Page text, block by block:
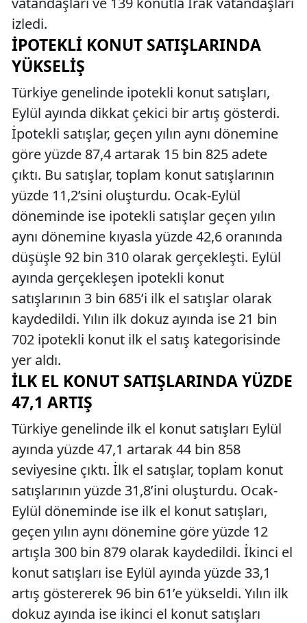
izledi.
İPOTEKLI KONUT SATIŞLARINDA
YÜKSELIŞ
Türkiye genelinde ipotekli konut satışları,
Eylül ayında dikkat çekici bir artış gösterdi.
İpotekli satışlar, geçen yılın aynı dönemine
göre yüzde 87,4 artarak 15 bin 825 adete
çıktı. Bu satışlar, toplam konut satışlarının
yüzde 11,2’sini oluşturdu. Ocak-Eylül
döneminde ise ipotekli satışlar geçen yılın
aynı dönemine kıyasla yüzde 42,6 oranında
düşüşle 92 bin 310 olarak gerçekleşti. Eylül
ayında gerçekleşen ipotekli konut
satışlarının 3 bin 685’i ilk el satışlar olarak
kaydedildi. Yılın ilk dokuz ayında ise 21 bin
702 ipotekli konut ilk el satış kategorisinde
yer aldı.
İLK EL KONUT SATIŞLARINDA YÜZDE
47,1 ARTIŞ
Türkiye genelinde ilk el konut satışları Eylül
ayında yüzde 47,1 artarak 44 bin 858
seviyesine çıktı. İlk el satışlar, toplam konut
satışlarının yüzde 31,8’ini oluşturdu. Ocak-
Eylül döneminde ise ilk el konut satışları,
geçen yılın aynı dönemine göre yüzde 12
artışla 300 bin 879 olarak kaydedildi. İkinci el
konut satışları ise Eylül ayında yüzde 33,1
artış göstererek 96 bin 61’e yükseldi. Yılın ilk
dokuz ayında ise ikinci el konut satışları